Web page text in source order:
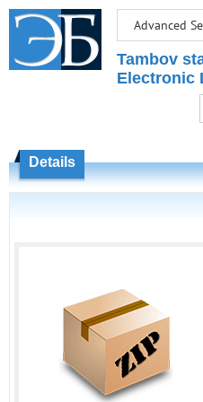
Advanced
Tambov
Electronic
Details